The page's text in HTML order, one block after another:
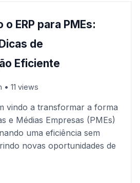
ERP para PMEs:
de
Eficiente
• 11 views
vindo a transformar a forma
e Médias Empresas (PMEs)
uma eficiência sem
novas oportunidades de